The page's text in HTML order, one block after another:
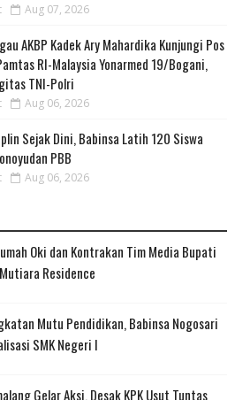
Aug 07, 2026
AKBP Kadek Ary Mahardika Kunjungi Pos
RI-Malaysia Yonarmed 19/Bogani,
TNI-Polri
Aug 06, 2026
Sejak Dini, Babinsa Latih 120 Siswa
PBB
Aug 06, 2026
Oki dan Kontrakan Tim Media Bupati
Residence
Mutu Pendidikan, Babinsa Nogosari
SMK Negeri I
Gelar Aksi, Desak KPK Usut Tuntas